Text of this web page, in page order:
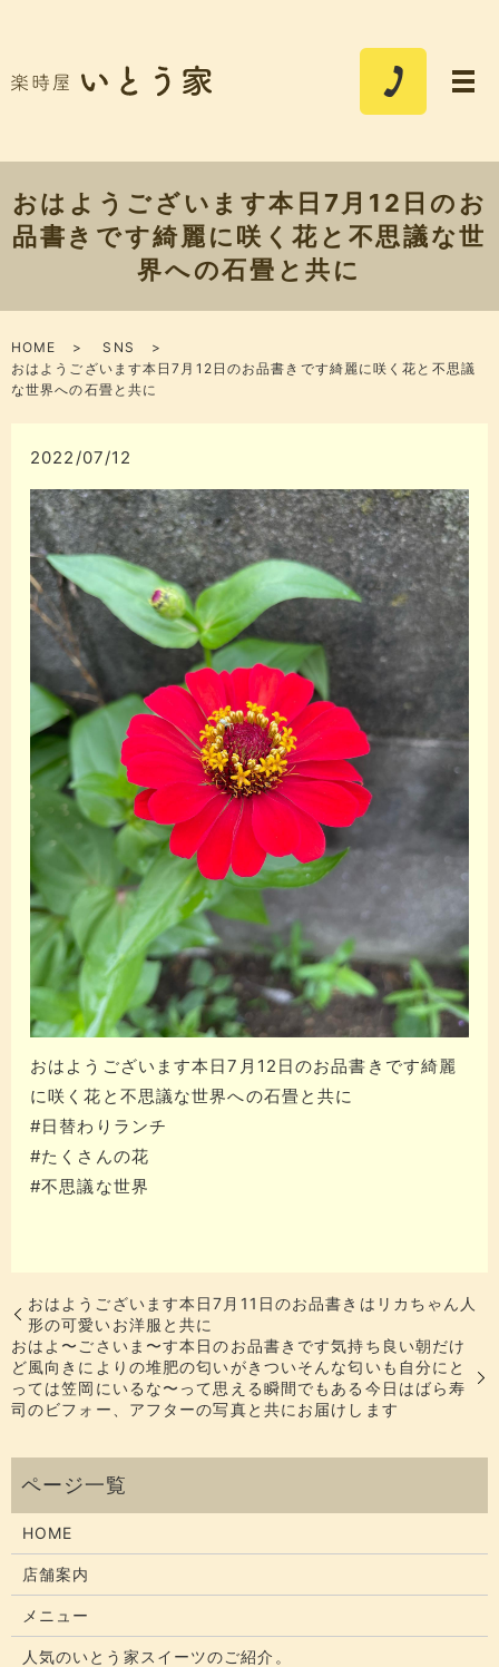
おはようございます本日7月12日のお
品書きです綺麗に咲く花と不思議な世
界へ︎の石畳と共に
HOME
SNS
おはようございます本日7月12日のお品書きです綺麗に咲く花と不思議
な世界へ︎の石畳と共に
2022/07/12
おはようございます本日7月12日のお品書きです綺麗
に咲く花と不思議な世界へ︎の石畳と共に
#日替わりランチ
#たくさんの花
#不思議な世界
おはようございます本日7月11日のお品書きはリカちゃん人
形の可愛いお洋服と共に
おはよ〜ごさいま〜す️本日のお品書きです気持ち良い朝️だけ
ど風向きによりの堆肥の匂いがきついそんな匂いも自分にと
っては笠岡にいるな〜って思える瞬間でもある今日はばら寿
司のビフォー、アフターの写真と共にお届けします
HOME
店舗案内
メニュー
人気のいとう家スイーツのご紹介。